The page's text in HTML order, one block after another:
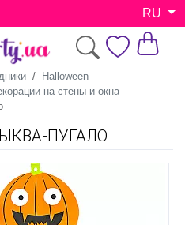
RU
Halloween
на стены и окна
ПУГАЛО